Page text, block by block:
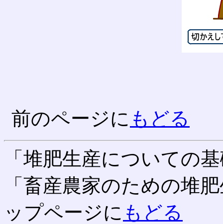
前のページに もどる
「堆肥生産についての
「畜産農家のための堆
ップページに もどる